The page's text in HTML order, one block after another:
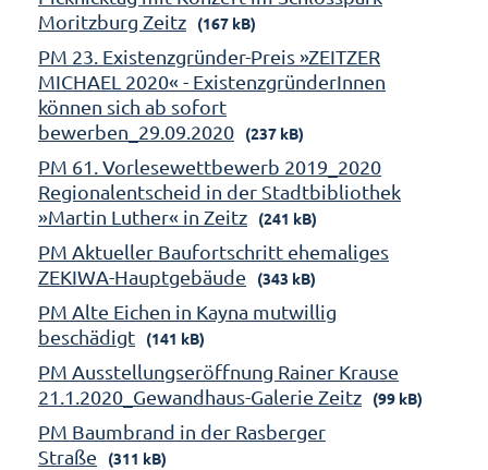
Moritzburg Zeitz
(167 kB)
PM 23. Existenzgründer-Preis »ZEITZER
MICHAEL 2020« - ExistenzgründerInnen
können sich ab sofort
bewerben_29.09.2020
(237 kB)
PM 61. Vorlesewettbewerb 2019_2020
Regionalentscheid in der Stadtbibliothek
»Martin Luther« in Zeitz
(241 kB)
PM Aktueller Baufortschritt ehemaliges
ZEKIWA-Hauptgebäude
(343 kB)
PM Alte Eichen in Kayna mutwillig
beschädigt
(141 kB)
PM Ausstellungseröffnung Rainer Krause
21.1.2020_Gewandhaus-Galerie Zeitz
(99 kB)
PM Baumbrand in der Rasberger
Straße
(311 kB)